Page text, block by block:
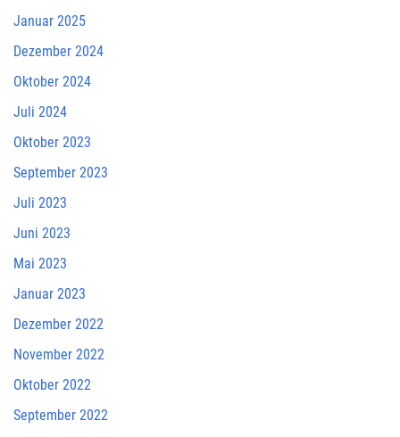
Januar 2025
Dezember 2024
Oktober 2024
Juli 2024
Oktober 2023
September 2023
Juli 2023
Juni 2023
Mai 2023
Januar 2023
Dezember 2022
November 2022
Oktober 2022
September 2022